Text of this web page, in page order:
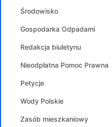
Środowisko
Gospodarka Odpadami
Redakcja biuletynu
Nieodpłatna Pomoc Prawna
Petycje
Wody Polskie
Zasób mieszkaniowy